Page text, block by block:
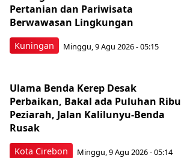
Kuningan
Pertanian dan Pariwisata
Berwawasan Lingkungan
Minggu, 9 Agu 2026 - 05:15
Kota Cirebon
Ulama Benda Kerep Desak
Perbaikan, Bakal ada Puluhan Ribu
Peziarah, Jalan Kalilunyu-Benda
Rusak
Minggu, 9 Agu 2026 - 05:14